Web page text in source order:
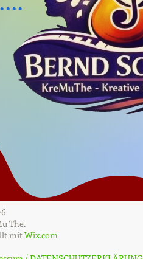
The.
mitWix.com